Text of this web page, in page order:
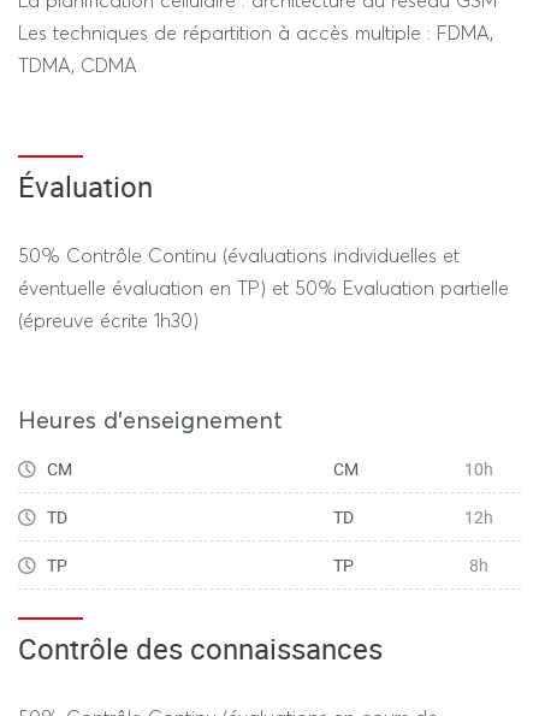
Les techniques de répartition à accès multiple : FDMA,
TDMA, CDMA
Évaluation
50% Contrôle Continu (évaluations individuelles et
éventuelle évaluation en TP) et 50% Evaluation partielle
(épreuve écrite 1h30)
Heures d'enseignement
CM CM 10h
TD TD 12h
TP TP 8h
Contrôle des connaissances